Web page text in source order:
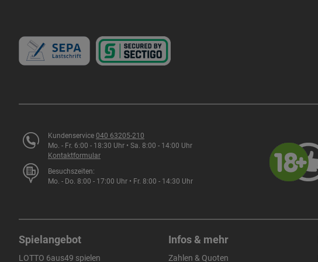
Kundenservice 040 63205-210
Mo. - Fr. 6:00 - 18:30 Uhr • Sa. 8:00 - 14:00 Uhr
Kontaktformular
Besuchszeiten:
Mo. - Do. 8:00 - 17:00 Uhr • Fr. 8:00 - 14:30 Uhr
Spielangebot
LOTTO 6aus49 spielen
Infos & mehr
Zahlen & Quoten